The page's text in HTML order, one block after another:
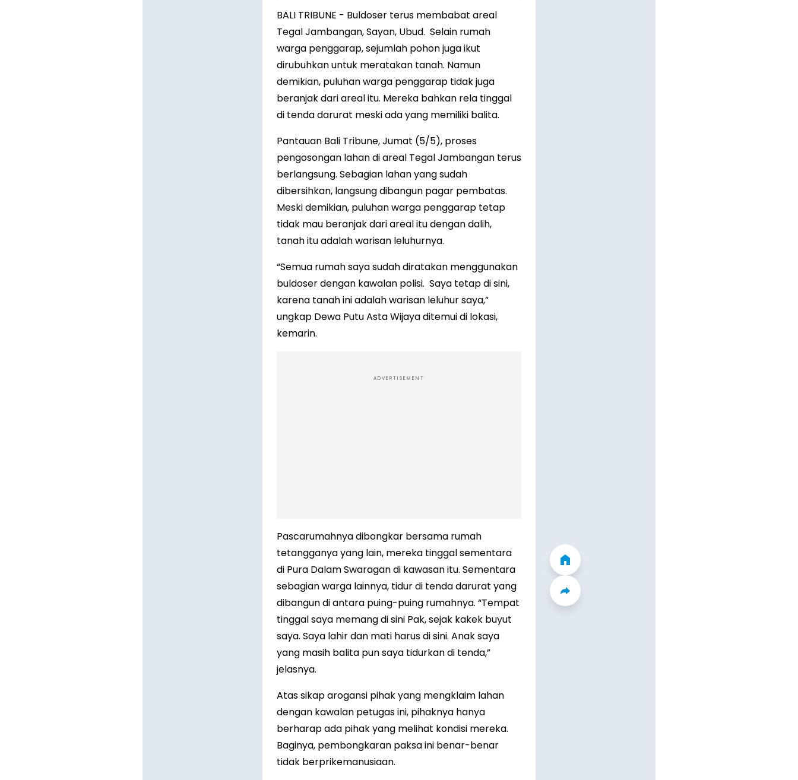
BALI TRIBUNE - Buldoser terus membabat areal
Tegal Jambangan, Sayan, Ubud. Selain rumah
warga penggarap, sejumlah pohon juga ikut
dirubuhkan untuk meratakan tanah. Namun
demikian, puluhan warga penggarap tidak juga
beranjak dari areal itu. Mereka bahkan rela tinggal
di tenda darurat meski ada yang memiliki balita.
Pantauan Bali Tribune, Jumat (5/5), proses
pengosongan lahan di areal Tegal Jambangan terus
berlangsung. Sebagian lahan yang sudah
dibersihkan, langsung dibangun pagar pembatas.
Meski demikian, puluhan warga penggarap tetap
tidak mau beranjak dari areal itu dengan dalih,
tanah itu adalah warisan leluhurnya.
“Semua rumah saya sudah diratakan menggunakan
buldoser dengan kawalan polisi. Saya tetap di sini,
karena tanah ini adalah warisan leluhur saya,”
ungkap Dewa Putu Asta Wijaya ditemui di lokasi,
kemarin.
ADVERTISEMENT
Pascarumahnya dibongkar bersama rumah
tetangganya yang lain, mereka tinggal sementara
di Pura Dalam Swaragan di kawasan itu. Sementara
sebagian warga lainnya, tidur di tenda darurat yang
dibangun di antara puing-puing rumahnya. “Tempat
tinggal saya memang di sini Pak, sejak kakek buyut
saya. Saya lahir dan mati harus di sini. Anak saya
yang masih balita pun saya tidurkan di tenda,”
jelasnya.
Atas sikap arogansi pihak yang mengklaim lahan
dengan kawalan petugas ini, pihaknya hanya
berharap ada pihak yang melihat kondisi mereka.
Baginya, pembongkaran paksa ini benar-benar
tidak berprikemanusiaan.